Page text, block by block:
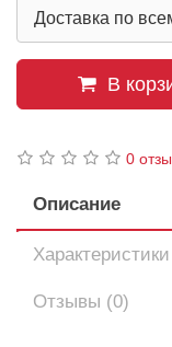
Доставка по
В
0
Описание
Характеристики
Отзывы (0)